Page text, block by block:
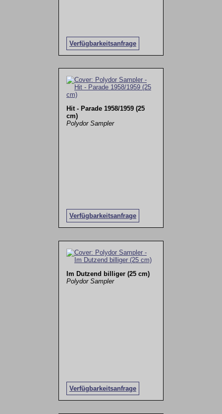
Verfügbarkeitsanfrage
Hit - Parade 1958/1959 (25
cm)
Polydor Sampler
Verfügbarkeitsanfrage
Im Dutzend billiger (25 cm)
Polydor Sampler
Verfügbarkeitsanfrage